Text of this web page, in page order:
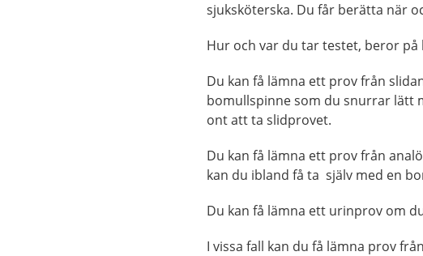
sjuksköterska. Du får berätta när
Hur och var du tar testet, beror på
Du kan få lämna ett prov från
bomullspinne som du snurrar lätt
ont att ta slidprovet.
Du kan få lämna ett prov från
kan du ibland få ta själv med en
Du kan få lämna ett urinprov om
I vissa fall kan du få lämna prov